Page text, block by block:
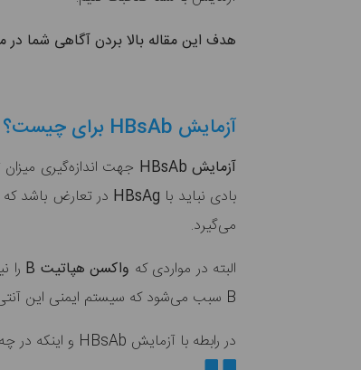
هدف این مقاله بالا بردن آگاهی شما
آزمایش HBsAb برای چیست؟
آزمایش HBsAb جهت اندازه‌گیری
بادی نباید با HBsAg در تعارض باشد که
می‌گیرد.
البته در مواردی که واکسن هپاتیت B را
B سبب می‌شود که سیستم ایمنی این آنتی بادی را تولید کند.
در رابطه با آزمایش HBsAb و اینکه در چه مواقعی پزشک آن را تجویز می‌کند سایت